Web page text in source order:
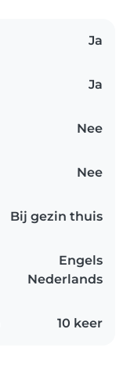
Ja
Ja
Nee
Nee
Bij gezin thuis
Engels
Nederlands
10 keer